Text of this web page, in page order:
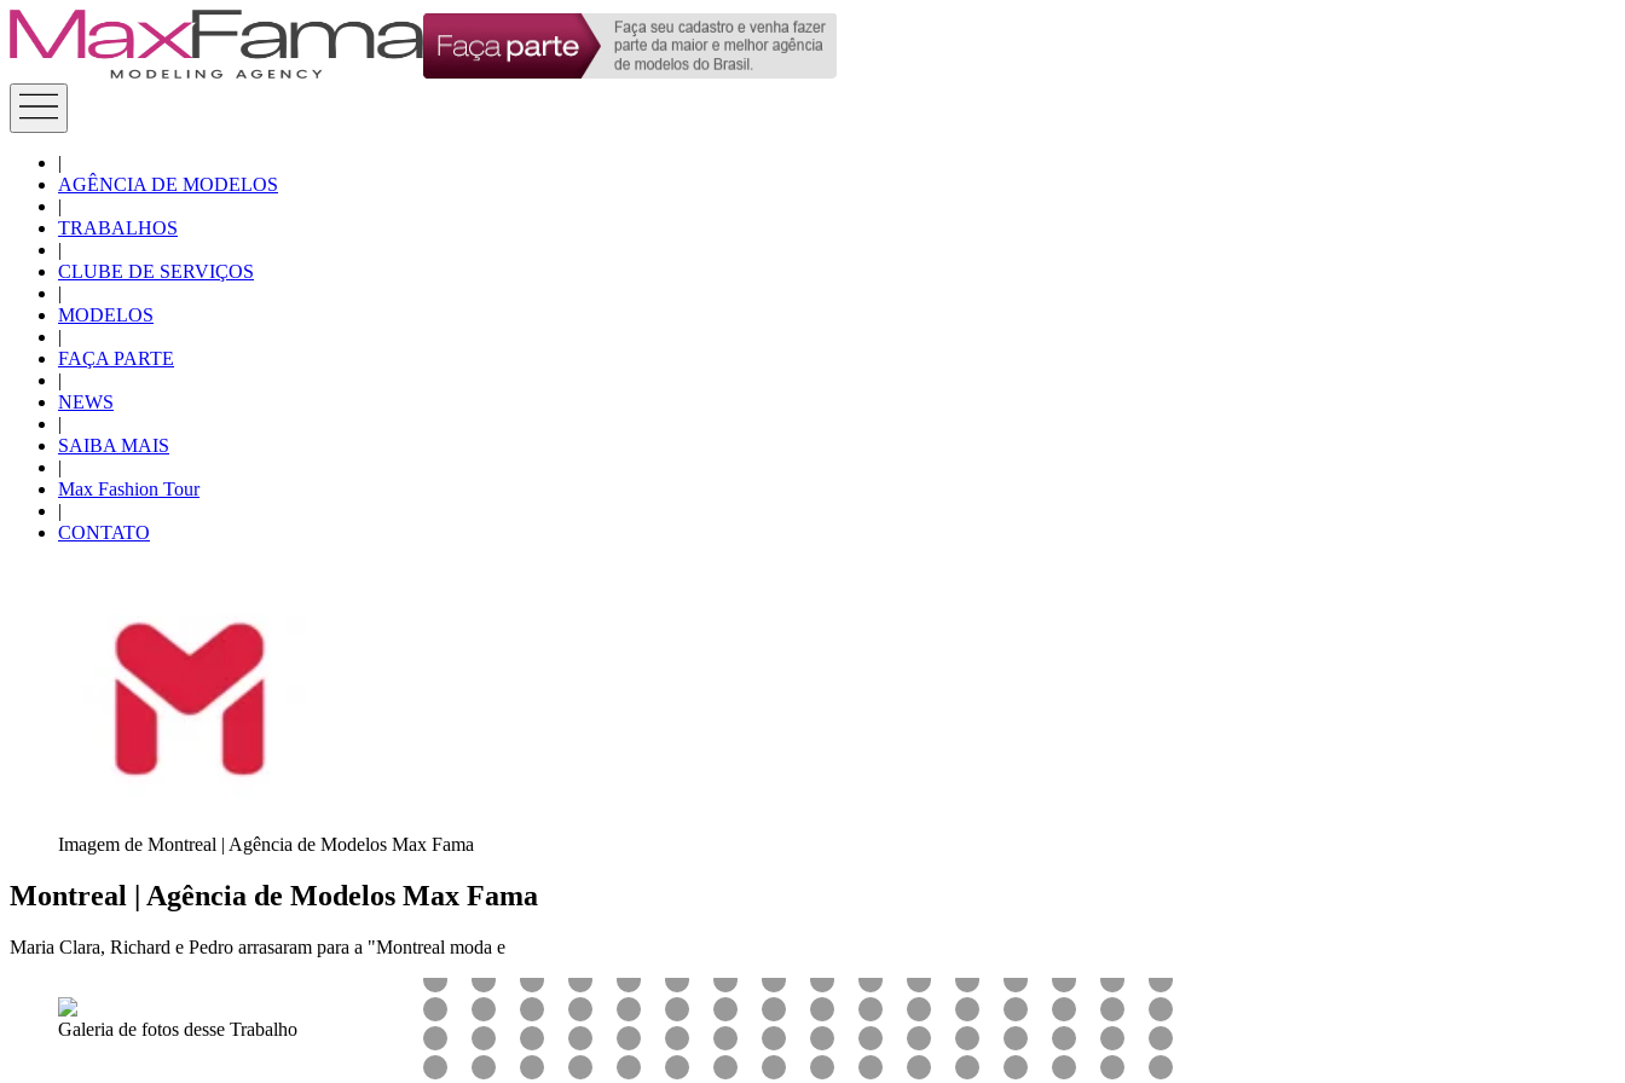
|
AGÊNCIA DE MODELOS
|
TRABALHOS
|
CLUBE DE SERVIÇOS
|
MODELOS
|
FAÇA PARTE
|
NEWS
|
SAIBA MAIS
|
Max Fashion Tour
|
CONTATO
Imagem de Montreal | Agência de Modelos Max Fama
Montreal | Agência de Modelos Max Fama
Maria Clara, Richard e Pedro arrasaram para a "Montreal moda e
Galeria de fotos desse Trabalho